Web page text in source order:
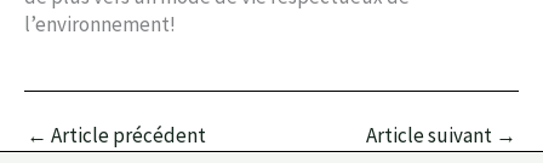
l’environnement!
← Article précédent Article suivant →